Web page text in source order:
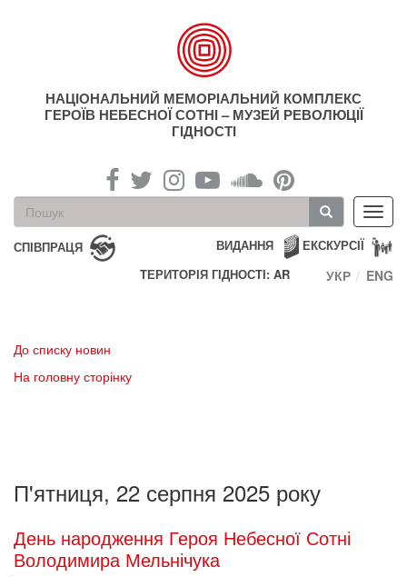
НАЦІОНАЛЬНИЙ МЕМОРІАЛЬНИЙ КОМПЛЕКС
ГЕРОЇВ НЕБЕСНОЇ СОТНІ – МУЗЕЙ РЕВОЛЮЦІЇ
ГІДНОСТІ
Пошукова
форма
Пошук
СПІВПРАЦЯ ЕКСКУРСІЇ
ВИДАННЯ
ТЕРИТОРІЯ ГІДНОСТІ: AR
УКР ENG
До списку новин
На головну сторінку
П'ятниця, 22 серпня 2025 року
День народження Героя Небесної Сотні
Володимира Мельнічука